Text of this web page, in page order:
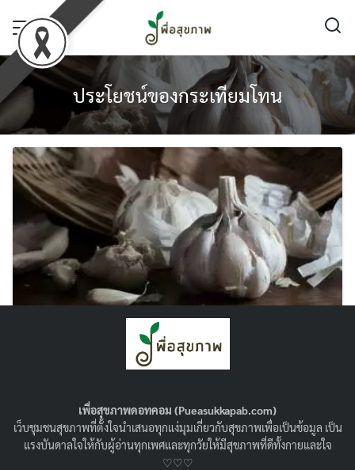
content
ประโยชน์ของกระเทียมโทน
7 ประโยชน์ของกระเทียมโทน รู้แล้วกินได้เยอะ
กว่าเดิมแน่นอน !
มาเรียนรู้ถึงประโยชน์ของกระเทียมโทนกันว่ามีอะไรบ้าง ดี
ต่อร่างกายอย่างไร สมุนไพรที่ไม่ว่าจะทำเป็นยา หรือ
ประกอบอาหาร ก็ดีต่อสุขภาพอย่างแน่นอน
เพื่อสุขภาพดอทคอม (Pueasukkapab.com)
เว็บชุมชนสุขภาพที่ตั้งใจนำเสนอทุกแง่มุมเกี่ยวกับสุขภาพเพื่อเป็นข้อมูล เป็น
แรงบันดาลใจให้กับผู้อ่านทุกเพศและทุกวัยให้มีสุขภาพที่ดีทั้งกายและใจ
♡♡♡